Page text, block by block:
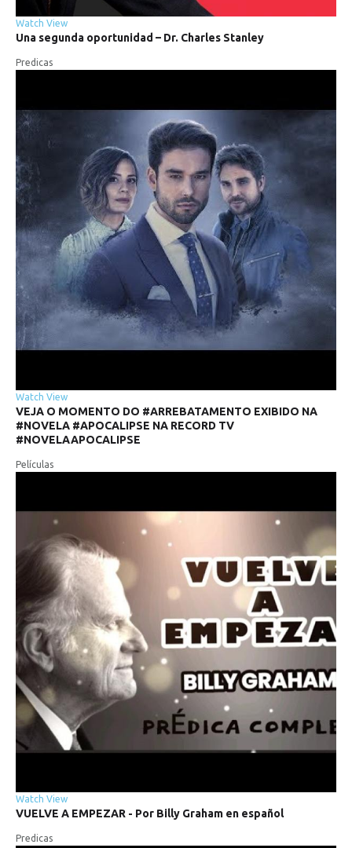
Watch View
Una segunda oportunidad – Dr. Charles Stanley
Predicas
Watch View
VEJA O MOMENTO DO #ARREBATAMENTO EXIBIDO NA
#NOVELA #APOCALIPSE NA RECORD TV
#NOVELAAPOCALIPSE
Películas
Watch View
VUELVE A EMPEZAR - Por Billy Graham en español
Predicas